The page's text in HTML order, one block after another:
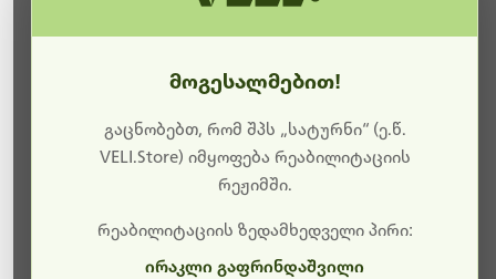
ბოდიშს გიხდით შეფერხებისთვის. ამჟამად
მიმდინარეობს საიტის განახლება და ტექნიკური
სამუშაოები.
მალე ისევ ხელმისაწვდომი იქნება. გმადლობთ
მოგესალმებით!
გაცნობებთ, რომ შპს „სატურნი“ (ე.წ.
VELI.Store) იმყოფება რეაბილიტაციის
რეჟიმში.
რეაბილიტაციის ზედამხედველი პირი:
ირაკლი გაფრინდაშვილი